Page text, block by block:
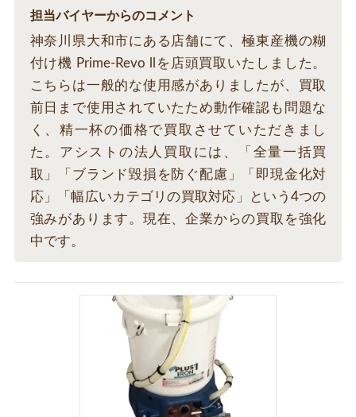
担当バイヤーからのコメント
神奈川県大和市にある店舗にて、極東産機の糊
付け機 Prime-Revo llを店頭買取いたしました。
こちらは一般的な使用感がありましたが、買取
前日まで使用されていたため動作確認も問題な
く、精一杯の価格で買取させていただきまし
た。アシストの法人買取には、「全量一括買
取」「ブランド毀損を防ぐ配慮」「即現金化対
応」「幅広いカテゴリの買取対応」という4つの
強みがあります。現在、企業からの買取を強化
中です。